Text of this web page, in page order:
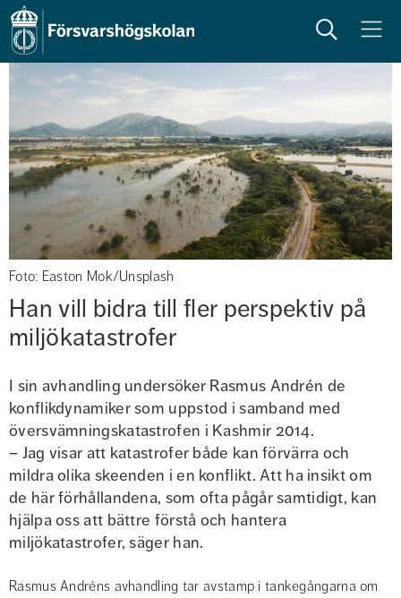
Sök Meny
Foto: Easton Mok/Unsplash
Han vill bidra till fler perspektiv på
miljökatastrofer
I sin avhandling undersöker Rasmus Andrén de
konflikdynamiker som uppstod i samband med
översvämningskatastrofen i Kashmir 2014.
– Jag visar att katastrofer både kan förvärra och
mildra olika skeenden i en konflikt. Att ha insikt om
de här förhållandena, som ofta pågår samtidigt, kan
hjälpa oss att bättre förstå och hantera
miljökatastrofer, säger han.
Rasmus Andréns avhandling tar avstamp i tankegångarna om